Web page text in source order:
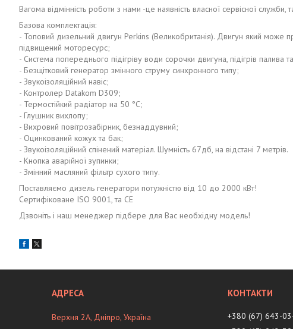
Вагома відмінність роботи з нами -це наявність власної сервісної служби,
Базова комплектація:
- Топовий дизельний двигун Perkins (Великобританія). Двигун який
підвищений моторесурс;
- Система попереднього підігріву води сорочки двигуна, підігрів палива
- Безщітковий генератор змінного струму синхронного типу;
- Звукоізоляційний навіс;
- Контролер Datakom D309;
- Термостійкий радіатор на 50 °C;
- Глушник вихлопу;
- Вихровий повітрозабірник, безнаддувний;
- Оцинкований кожух та бак;
- Звукоізоляційний спінений матеріал. Шумність 67дб, на відстані 7 метрів.
- Кнопка аварійної зупинки;
- Змінний масляний фільтр сухого типу.
Поставляємо дизель генератори потужністю від 10 до 2000 кВт!
Сертифіковане ISO 9001, та CE
Дзвоніть і наш менеджер підбере для Вас необхідну модель!
Верхня 2А, Дніпро, Україна
+380 (67) 643-